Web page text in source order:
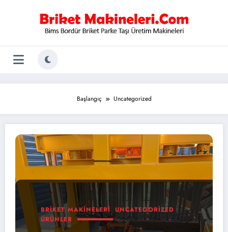
Başlangıç Uncategorized
BRIKET MAKINELERI
UNCATEGORIZED
ÜRÜNLER